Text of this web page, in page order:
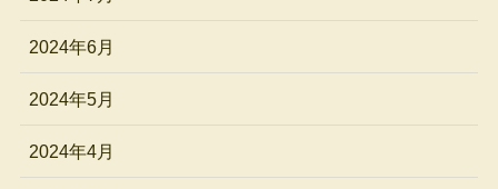
2024年6月
2024年5月
2024年4月